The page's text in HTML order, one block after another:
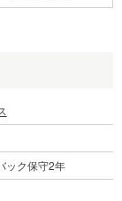
ック保守2年